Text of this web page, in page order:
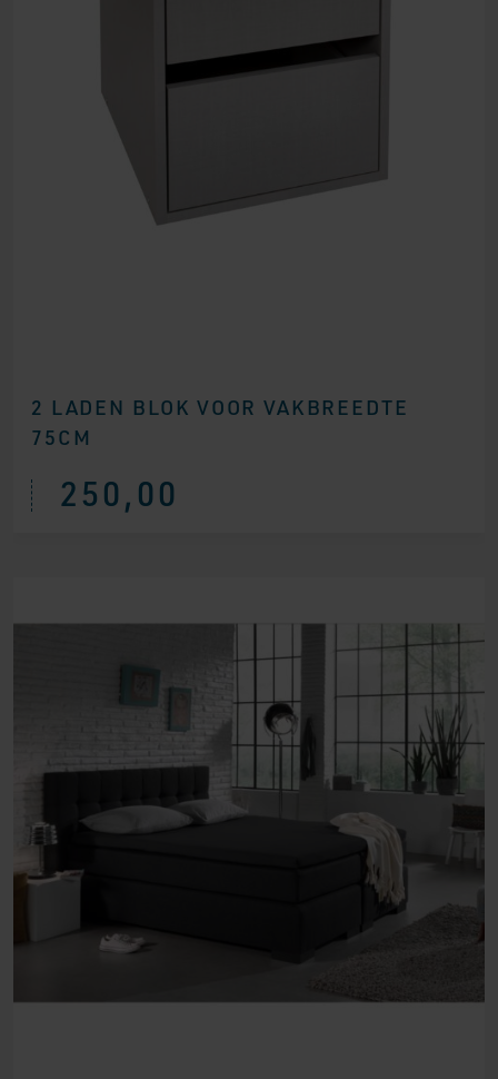
2 LADEN BLOK VOOR VAKBREEDTE
75CM
250,00